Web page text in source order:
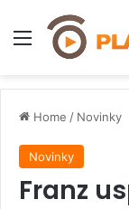
Menu
Home / Novinky
Novinky
Franz